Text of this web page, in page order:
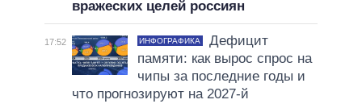
вражеских целей россиян
17:52 ИНФОГРАФИКА
Дефицит
памяти: как вырос спрос на
чипы за последние годы и
что прогнозируют на 2027-й